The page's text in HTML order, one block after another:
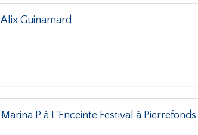
Alix Guinamard
Marina P à L'Enceinte Festival à Pierrefonds